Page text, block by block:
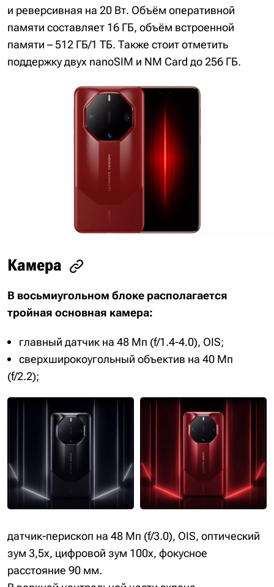
и реверсивная на 20 Вт. Объём оперативной
памяти составляет 16 ГБ, объём встроенной
памяти – 512 ГБ/1 ТБ. Также стоит отметить
поддержку двух nanoSIM и NM Card до 256 ГБ.
Камера
В восьмиугольном блоке располагается
тройная основная камера:
главный датчик на 48 Мп (f/1.4-4.0), OIS;
сверхширокоугольный объектив на 40 Мп
(f/2.2);
датчик-перископ на 48 Мп (f/3.0), OIS, оптический
зум 3,5х, цифровой зум 100х, фокусное
расстояние 90 мм.